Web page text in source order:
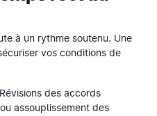
à un rythme soutenu. Une
vos conditions de
des accords
assouplissement des